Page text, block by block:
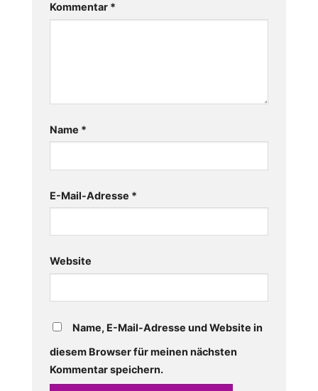
Kommentar *
Name *
E-Mail-Adresse *
Website
Name, E-Mail-Adresse und Website in
diesem Browser für meinen nächsten
Kommentar speichern.